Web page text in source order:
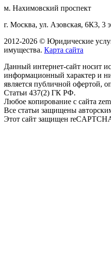
м. Нахимовский проспект
г. Москва, ул. Азовская, 6К3, 3
2012-2026 © Юридические
имущества. Карта сайта
Данный интернет-сайт носит
информационный характер и
является публичной офертой,
Статьи 437(2) ГК РФ.
Любое копирование с сайта
Все статьи защищены
Этот сайт защищен